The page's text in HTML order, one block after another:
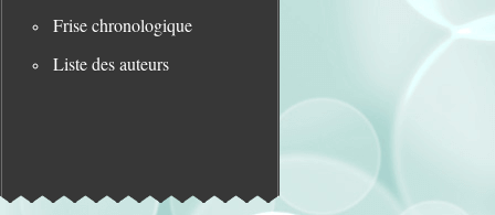
Frise chronologique
Liste des auteurs